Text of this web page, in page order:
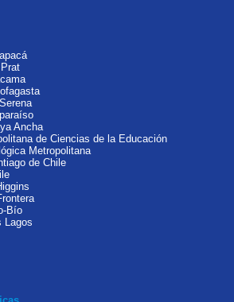
Ancha
de Ciencias de la Educación
Metropolitana
de Chile
Bío
Lagos